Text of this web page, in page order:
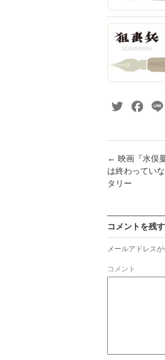
Twitter
← 映画『水俣
は終わってい
タリー
コメントを残す
メールアドレス
コメント